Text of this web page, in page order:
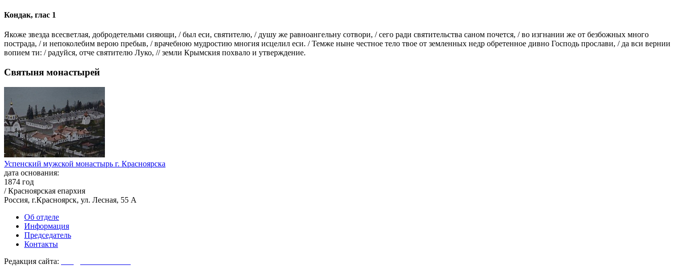
Кондак, глас 1
Якоже звезда всесветлая, добродетельми сияющи, / был еси, святителю, / душу же равноангельну сотвори, / сего ради святительства саном почется, / во изгнании же от безбожных много
пострада, / и непоколебим верою пребыв, / врачебною мудростию многия исцелил еси. / Темже ныне честное тело твое от земленных недр обретенное дивно Господь прослави, / да вси вернии
вопием ти: / радуйся, отче святителю Луко, // земли Крымския похвало и утверждение.
Святыня монастырей
Успенский мужской монастырь г. Красноярска
дата основания:
1874 год
/ Красноярская епархия
Россия, г.Красноярск, ул. Лесная, 55 А
Об отделе
Информация
Председатель
Контакты
Редакция сайта: